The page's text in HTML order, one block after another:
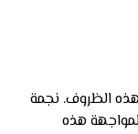
الظروف. نجمة
هذه